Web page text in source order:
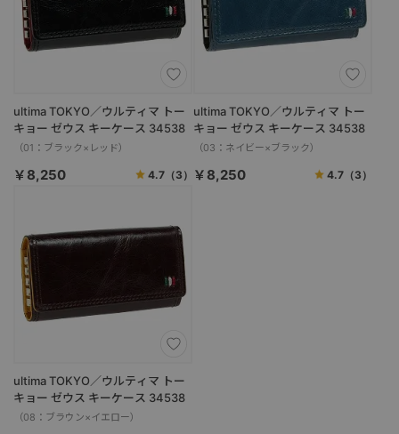
ultima TOKYO／ウルティマ トー
キョー ゼウス キーケース 34538
（01：ブラック×レッド）
￥8,250 4.7（3）
ultima TOKYO／ウルティマ トー
キョー ゼウス キーケース 34538
（03：ネイビー×ブラック）
￥8,250 4.7 （3）
ultima TOKYO／ウルティマ トー
キョー ゼウス キーケース 34538
（08：ブラウン×イエロー）